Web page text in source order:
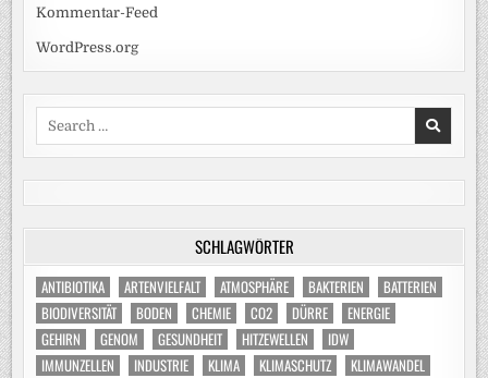
Kommentar-Feed
WordPress.org
SCHLAGWÖRTER
ANTIBIOTIKA ARTENVIELFALT ATMOSPHÄRE BAKTERIEN
BATTERIEN
BIODIVERSITÄT
BODEN CHEMIE CO2 DÜRRE
ENERGIE
GEHIRN
GENOM GESUNDHEIT HITZEWELLEN
IDW
IMMUNZELLEN
INDUSTRIE KLIMA KLIMASCHUTZ
KLIMAWANDEL